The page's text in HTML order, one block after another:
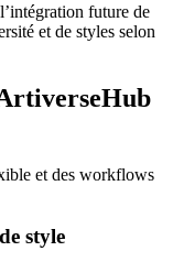
future de
et de styles selon
et des workflows
style